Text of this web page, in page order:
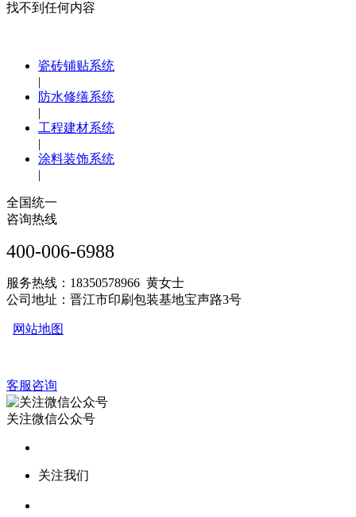
找不到任何内容
瓷砖铺贴系统
|
防水修缮系统
|
工程建材系统
|
涂料装饰系统
|
全国统一
咨询热线
400-006-6988
服务热线：18350578966 黄女士
公司地址：晋江市印刷包装基地宝声路3号
网站地图
客服咨询
关注微信公众号
关注我们